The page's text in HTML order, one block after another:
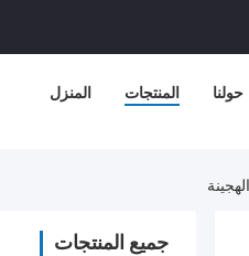
المنزل المنتجات حولنا
جميع المنتجات